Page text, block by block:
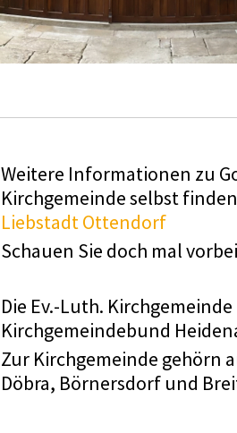
Weitere Informationen zu
Kirchgemeinde selbst
Liebstadt Ottendorf
Schauen Sie doch mal
Die Ev.-Luth.
Kirchgemeindebund
Zur Kirchgemeinde gehörn
Döbra, Börnersdorf und